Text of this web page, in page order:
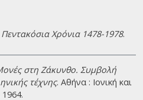
Χρόνια 1478-1978.
στη Ζάκυνθο. Συμβολή
τέχνης. Αθήνα : Ιονική και